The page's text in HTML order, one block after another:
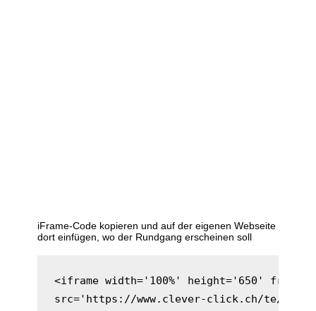
iFrame-Code kopieren und auf der eigenen Webseite
dort einfügen, wo der Rundgang erscheinen soll
<iframe width='100%' height='650'
src='https://www.clever-click.ch/te/gt/